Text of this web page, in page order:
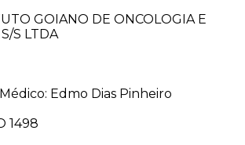
GOIANO DE ONCOLOGIA E
S LTDA
Edmo Dias Pinheiro
1498